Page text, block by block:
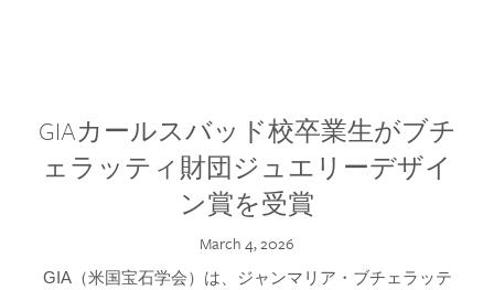
GIAカールスバッド校卒業生がブチ
ェラッティ財団ジュエリーデザイ
ン賞を受賞
March 4, 2026
GIA（米国宝石学会）は、ジャンマリア・ブチェラッテ